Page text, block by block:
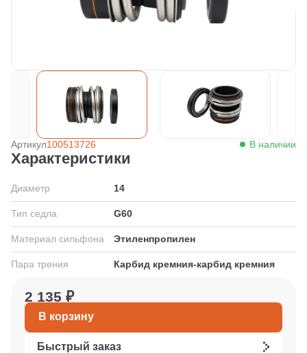
Артикул100513726 В наличии
Характеристики
Диаметр 14
Тип седла G60
Материал сильфона Этиленпропилен
Пара трения Карбид кремния-карбид кремния
2 135 ₽
В корзину
Быстрый заказ